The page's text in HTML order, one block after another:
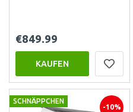
€849.99
KAUFEN
SCHNÄPPCHEN
-10%